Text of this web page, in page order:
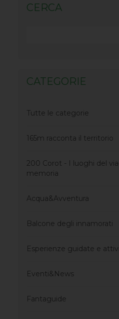
CERCA
CATEGORIE
Tutte le categorie
165m racconta il territorio
200 Corot - I luoghi del
memoria
Acqua&Avventura
Balcone degli innamorati
Esperienze guidate e
Eventi&News
Fantaguide